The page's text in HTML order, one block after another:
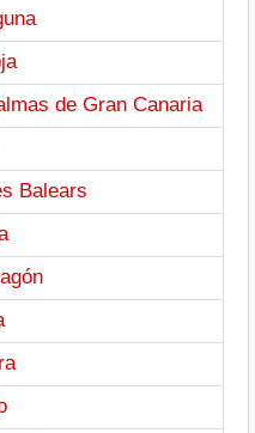
de Gran Canaria
Balears